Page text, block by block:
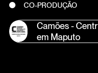
CO-PRODUÇÃO
Camões -
em Maputo